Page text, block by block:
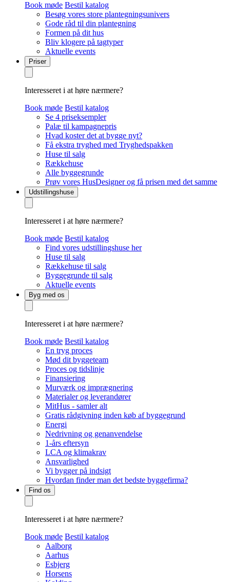
Book møde Bestil katalog
Besøg vores store plantegningsunivers
Gode råd til din plantegning
Formen på dit hus
Bliv klogere på tagtyper
Aktuelle events
Priser
Interesseret i at høre nærmere?
Book møde Bestil katalog
Se 4 priseksempler
Palæ til kampagnepris
Hvad koster det at bygge nyt?
Få ekstra tryghed med Tryghedspakken
Huse til salg
Rækkehuse
Alle byggegrunde
Prøv vores HusDesigner og få prisen med det samme
Udstillingshuse
Interesseret i at høre nærmere?
Book møde Bestil katalog
Find vores udstillingshuse her
Huse til salg
Rækkehuse til salg
Byggegrunde til salg
Aktuelle events
Byg med os
Interesseret i at høre nærmere?
Book møde Bestil katalog
En tryg proces
Mød dit byggeteam
Proces og tidslinje
Finansiering
Murværk og imprægnering
Materialer og leverandører
MitHus - samler alt
Gratis rådgivning inden køb af byggegrund
Energi
Nedrivning og genanvendelse
1-års eftersyn
LCA og klimakrav
Ansvarlighed
Vi bygger på indsigt
Hvordan finder man det bedste byggefirma?
Find os
Interesseret i at høre nærmere?
Book møde Bestil katalog
Aalborg
Aarhus
Esbjerg
Horsens